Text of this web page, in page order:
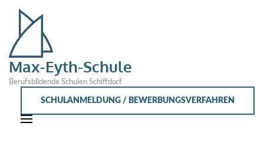
Max-Eyth-Schule
Berufsbildende Schulen Schiffdorf
SCHULANMELDUNG / BEWERBUNGSVERFAHREN